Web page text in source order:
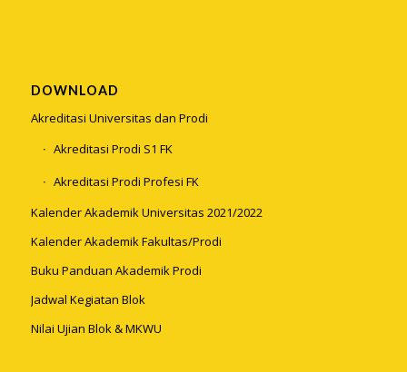
DOWNLOAD
Akreditasi Universitas dan Prodi
Akreditasi Prodi S1 FK
Akreditasi Prodi Profesi FK
Kalender Akademik Universitas 2021/2022
Kalender Akademik Fakultas/Prodi
Buku Panduan Akademik Prodi
Jadwal Kegiatan Blok
Nilai Ujian Blok & MKWU